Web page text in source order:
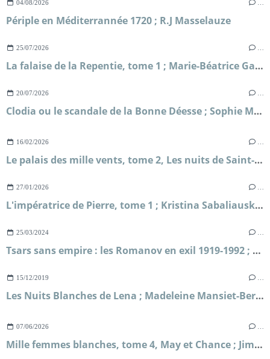
04/08/2026
Périple en Méditerrannée 1720 ; R.J Masselauze
25/07/2026
La falaise de la Repentie, tome 1 ; Marie-Béatrice Gauvin
20/07/2026
Clodia ou le scandale de la Bonne Déesse ; Sophie Malick-Prunier
16/02/2026
Le palais des mille vents, tome 2, Les nuits de Saint-Pétersbourg ; Kate McAlistair
27/01/2026
L'impératrice de Pierre, tome 1 ; Kristina Sabaliauskaitė
25/03/2024
Tsars sans empire : les Romanov en exil 1919-1992 ; Boris Prassoloff
15/12/2019
Les Nuits Blanches de Lena ; Madeleine Mansiet-Berthaud
07/06/2026
Mille femmes blanches, tome 4, May et Chance ; Jim Fergus